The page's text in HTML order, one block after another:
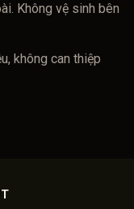
Không vệ sinh bên
không can thiệp